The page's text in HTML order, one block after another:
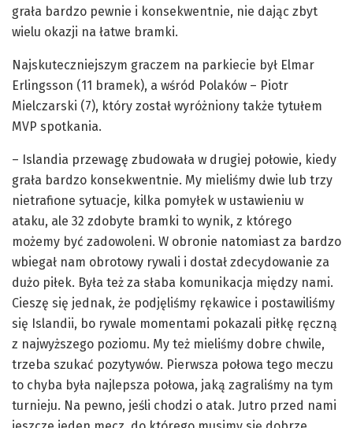
grała bardzo pewnie i konsekwentnie, nie dając zbyt
wielu okazji na łatwe bramki.
Najskuteczniejszym graczem na parkiecie był Elmar
Erlingsson (11 bramek), a wśród Polaków – Piotr
Mielczarski (7), który został wyróżniony także tytułem
MVP spotkania.
– Islandia przewagę zbudowała w drugiej połowie, kiedy
grała bardzo konsekwentnie. My mieliśmy dwie lub trzy
nietrafione sytuacje, kilka pomyłek w ustawieniu w
ataku, ale 32 zdobyte bramki to wynik, z którego
możemy być zadowoleni. W obronie natomiast za bardzo
wbiegał nam obrotowy rywali i dostał zdecydowanie za
dużo piłek. Była też za słaba komunikacja między nami.
Cieszę się jednak, że podjęliśmy rękawice i postawiliśmy
się Islandii, bo rywale momentami pokazali piłkę ręczną
z najwyższego poziomu. My też mieliśmy dobre chwile,
trzeba szukać pozytywów. Pierwsza połowa tego meczu
to chyba była najlepsza połowa, jaką zagraliśmy na tym
turnieju. Na pewno, jeśli chodzi o atak. Jutro przed nami